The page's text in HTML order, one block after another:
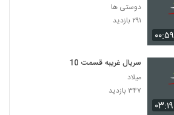
۰۰:۵۹
دوستی ها
۲۹۱ بازدید
۰۳:۱۹
سریال غریبه قسمت 10
میلاد
۳۴۷ بازدید